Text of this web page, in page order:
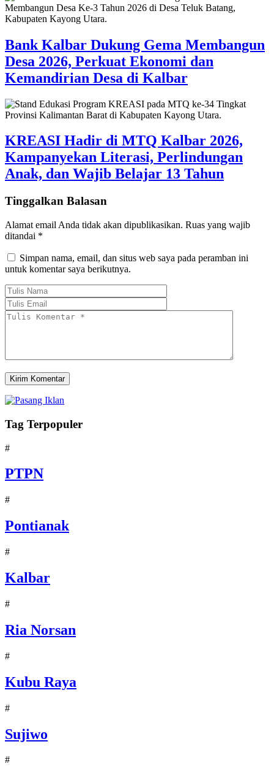
Bank Kalbar Dukung Gema Membangun
Desa 2026, Perkuat Ekonomi dan
Kemandirian Desa di Kalbar
KREASI Hadir di MTQ Kalbar 2026,
Kampanyekan Literasi, Perlindungan
Anak, dan Wajib Belajar 13 Tahun
Tinggalkan Balasan
Alamat email Anda tidak akan dipublikasikan. Ruas yang wajib
ditandai *
Simpan nama, email, dan situs web saya pada peramban ini
untuk komentar saya berikutnya.
Tag Terpopuler
#
PTPN
#
Pontianak
#
Kalbar
#
Ria Norsan
#
Kubu Raya
#
Sujiwo
#